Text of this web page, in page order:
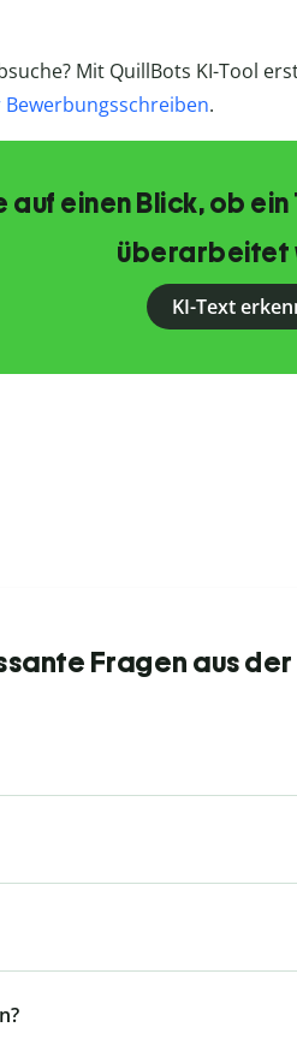
Mit QuillBots KI-Tool
.
auf einen Blick, ob
überarbeitet
KI-Text
Fragen aus